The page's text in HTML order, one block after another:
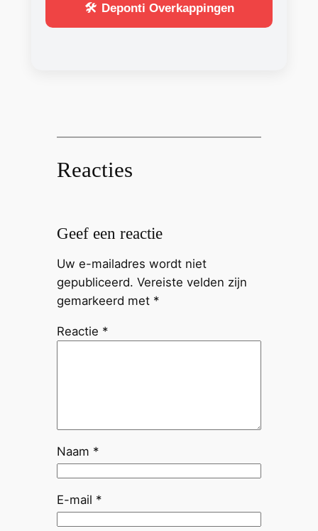
🛠️ Deponti Overkappingen
Reacties
Geef een reactie
Uw e-mailadres wordt niet
gepubliceerd. Vereiste velden zijn
gemarkeerd met *
Reactie *
Naam *
E-mail *